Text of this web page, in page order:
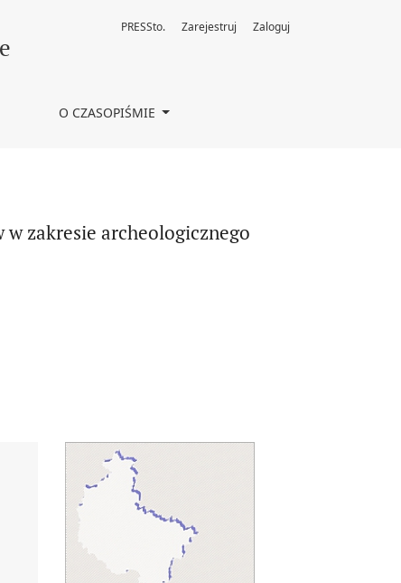
kulturowego w roku 2023
O CZASOPIŚMIE
PRESSto. Zarejestruj Zaloguj
zakresie archeologicznego